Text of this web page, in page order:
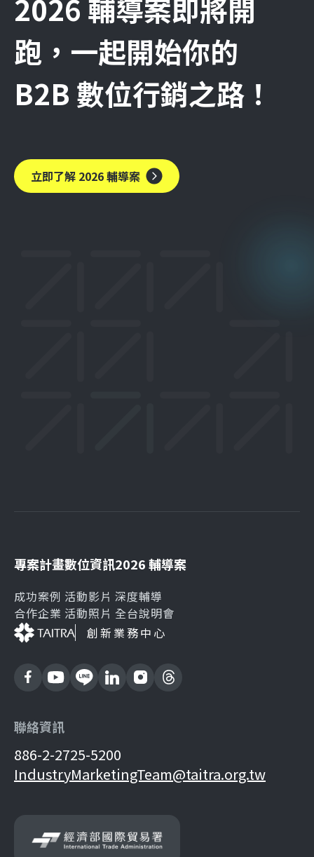
2026 輔導案即將開
跑，一起開始你的
B2B 數位行銷之路！
立即了解 2026 輔導案
專案計畫
成功案例
合作企業
數位資訊
活動影片
活動照片
2026 輔導案
深度輔導
全台說明會
創新業務中心
聯絡資訊
886-2-2725-5200
IndustryMarketingTeam@taitra.org.tw